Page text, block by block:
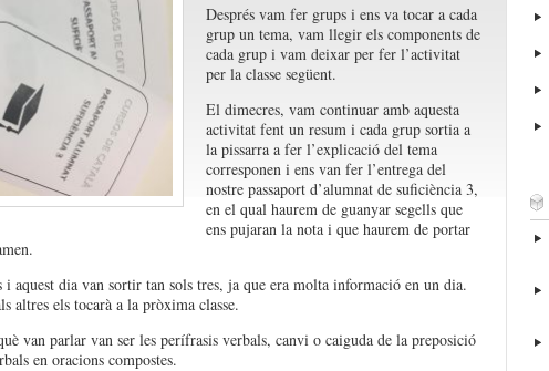
Després vam fer grups i ens va tocar a cada
grup un tema, vam llegir els components de
cada grup i vam deixar per fer l’activitat
per la classe següent.
El dimecres, vam continuar amb aquesta
activitat fent un resum i cada grup sortia a
la pissarra a fer l’explicació del tema
corresponen i ens van fer l’entrega del
nostre passaport d’alumnat de suficiència 3,
en el qual haurem de guanyar segells que
ens pujaran la nota i que haurem de portar
i aquest dia van sortir tan sols tres, ja que era molta informació en un dia.
altres els tocarà a la pròxima classe.
van parlar van ser les perífrasis verbals, canvi o caiguda de la preposició
en oracions compostes.